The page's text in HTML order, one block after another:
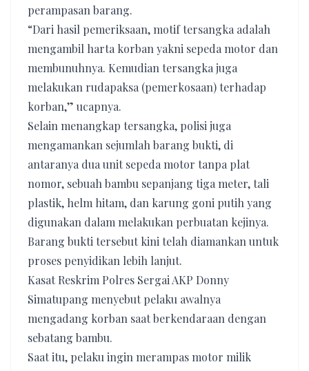
perampasan barang.
“Dari hasil pemeriksaan, motif tersangka adalah
mengambil harta korban yakni sepeda motor dan
membunuhnya. Kemudian tersangka juga
melakukan rudapaksa (pemerkosaan) terhadap
korban,” ucapnya.
Selain menangkap tersangka, polisi juga
mengamankan sejumlah barang bukti, di
antaranya dua unit sepeda motor tanpa plat
nomor, sebuah bambu sepanjang tiga meter, tali
plastik, helm hitam, dan karung goni putih yang
digunakan dalam melakukan perbuatan kejinya.
Barang bukti tersebut kini telah diamankan untuk
proses penyidikan lebih lanjut.
Kasat Reskrim Polres Sergai AKP Donny
Simatupang menyebut pelaku awalnya
mengadang korban saat berkendaraan dengan
sebatang bambu.
Saat itu, pelaku ingin merampas motor milik